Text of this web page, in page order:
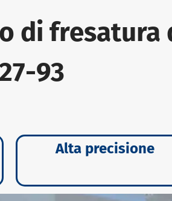
di fresatura
93
Alta precisione